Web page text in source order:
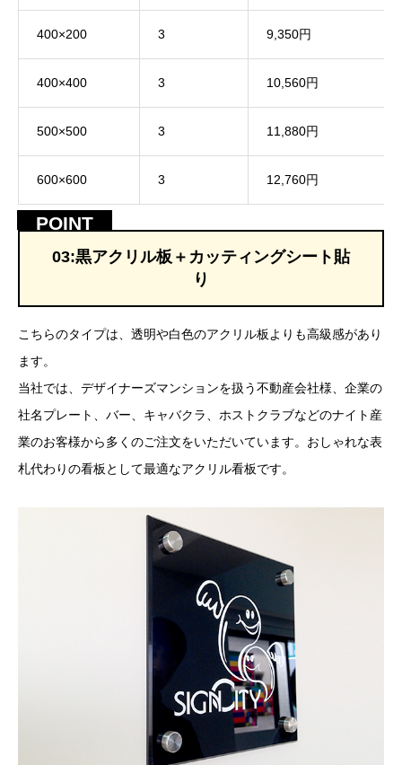
400×200 3 9,350円
400×400 3 10,560円
500×500 3 11,880円
600×600 3 12,760円
03:黒アクリル板＋カッティングシート貼
り
こちらのタイプは、透明や白色のアクリル板よりも高級感があり
ます。
当社では、デザイナーズマンションを扱う不動産会社様、企業の
社名プレート、バー、キャバクラ、ホストクラブなどのナイト産
業のお客様から多くのご注文をいただいています。おしゃれな表
札代わりの看板として最適なアクリル看板です。